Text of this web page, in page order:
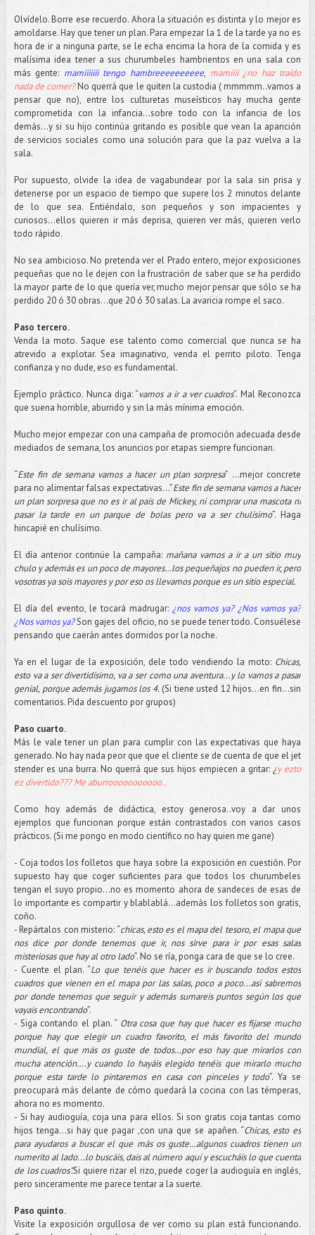
Olvídelo. Borre ese recuerdo. Ahora la situación es distinta y lo mejor es
amoldarse. Hay que tener un plan. Para empezar la 1 de la tarde ya no es
hora de ir a ninguna parte, se le echa encima la hora de la comida y es
malísima idea tener a sus churumbeles hambrientos en una sala con
más gente: mamiiiiiii tengo hambreeeeeeeeee, mamiiii ¿no haz traído
nada de comer?No querrá que le quiten la custodia ( mmmmm..vamos a
pensar que no), entre los culturetas museísticos hay mucha gente
comprometida con la infancia...sobre todo con la infancia de los
demás…y si su hijo continúa gritando es posible que vean la aparición
de servicios sociales como una solución para que la paz vuelva a la
sala.
Por supuesto, olvide la idea de vagabundear por la sala sin prisa y
detenerse por un espacio de tiempo que supere los 2 minutos delante
de lo que sea. Entiéndalo, son pequeños y son impacientes y
curiosos...ellos quieren ir más deprisa, quieren ver más, quieren verlo
todo rápido.
No sea ambicioso. No pretenda ver el Prado entero, mejor exposiciones
pequeñas que no le dejen con la frustración de saber que se ha perdido
la mayor parte de lo que quería ver, mucho mejor pensar que sólo se ha
perdido 20 ó 30 obras...que 20 ó 30 salas. La avaricia rompe el saco.
Paso tercero.
Venda la moto. Saque ese talento como comercial que nunca se ha
atrevido a explotar. Sea imaginativo, venda el perrito piloto. Tenga
confianza y no dude, eso es fundamental.
Ejemplo práctico. Nunca diga: “vamos a ir a ver cuadros”. Mal Reconozca
que suena horrible, aburrido y sin la más mínima emoción.
Mucho mejor empezar con una campaña de promoción adecuada desde
mediados de semana, los anuncios por etapas siempre funcionan.
“Este fin de semana vamos a hacer un plan sorpresa” …mejor concrete
para no alimentar falsas expectativas...”Este fin de semana vamos a hacer
un plan sorpresa que no es ir al país de Mickey, ni comprar una mascota ni
pasar la tarde en un parque de bolas pero va a ser chulísimo”. Haga
hincapié en chulísimo.
El día anterior continúe la campaña: mañana vamos a ir a un sitio muy
chulo y además es un poco de mayores…los pequeñajos no pueden ir, pero
vosotras ya sois mayores y por eso os llevamos porque es un sitio especial.
El día del evento, le tocará madrugar: ¿nos vamos ya? ¿Nos vamos ya?
¿Nos vamos ya?Son gajes del oficio, no se puede tener todo. Consuélese
pensando que caerán antes dormidos por la noche.
Ya en el lugar de la exposición, dele todo vendiendo la moto: Chicas,
esto va a ser divertidísimo, va a ser como una aventura...y lo vamos a pasar
genial, porque además jugamos los 4.(Si tiene usted 12 hijos…en fin…sin
comentarios. Pida descuento por grupos)
Paso cuarto.
Más le vale tener un plan para cumplir con las expectativas que haya
generado. No hay nada peor que que el cliente se de cuenta de que el jet
stender es una burra. No querrá que sus hijos empiecen a gritar:¿y ezto
ez divertido??? Me aburrooooooooooo..
Como hoy además de didáctica, estoy generosa..voy a dar unos
ejemplos que funcionan porque están contrastados con varios casos
prácticos. (Si me pongo en modo científico no hay quien me gane)
- Coja todos los folletos que haya sobre la exposición en cuestión. Por
supuesto hay que coger suficientes para que todos los churumbeles
tengan el suyo propio…no es momento ahora de sandeces de esas de
lo importante es compartir y blablablá...además los folletos son gratis,
coño.
- Repártalos con misterio: “chicas, esto es el mapa del tesoro, el mapa que
nos dice por donde tenemos que ir, nos sirve para ir por esas salas
misteriosas que hay al otro lado”. No se ría, ponga cara de que se lo cree.
- Cuente el plan. “Lo que tenéis que hacer es ir buscando todos estos
cuadros que vienen en el mapa por las salas, poco a poco...asi sabremos
por donde tenemos que seguir y además sumareis puntos según los que
vayais encontrando”.
- Siga contando el plan. “ Otra cosa que hay que hacer es fijarse mucho
porque hay que elegir un cuadro favorito, el más favorito del mundo
mundial, el que más os guste de todos…por eso hay que mirarlos con
mucha atención….y cuando lo hayáis elegido tenéis que mirarlo mucho
porque esta tarde lo pintaremos en casa con pinceles y todo”. Ya se
preocupará más delante de cómo quedará la cocina con las témperas,
ahora no es momento.
- Si hay audioguía, coja una para ellos. Si son gratis coja tantas como
hijos tenga…si hay que pagar ,con una que se apañen. “Chicas, esto es
para ayudaros a buscar el que más os guste…algunos cuadros tienen un
numerito al lado...lo buscáis, dais al número aquí y escucháis lo que cuenta
de los cuadros".Si quiere rizar el rizo, puede coger la audioguía en inglés,
pero sinceramente me parece tentar a la suerte.
Paso quinto.
Visite la exposición orgullosa de ver como su plan está funcionando.